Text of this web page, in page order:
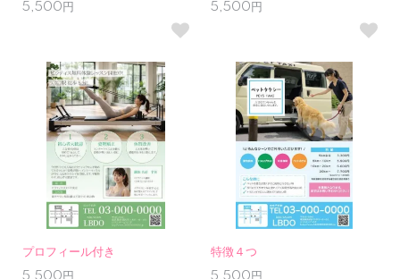
5,500円
5,500円
プロフィール付き
5,500円
特徴４つ
5,500円